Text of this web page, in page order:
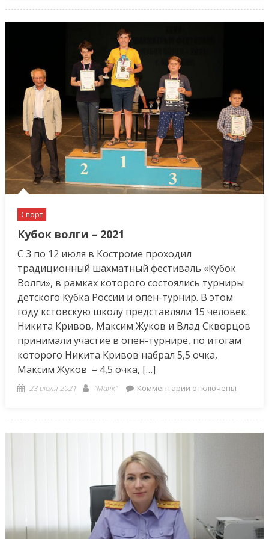
Спорт
Кубок волги – 2021
С 3 по 12 июля в Костроме проходил
традиционный шахматный фестиваль «Кубок
Волги», в рамках которого состоялись турниры
детского Кубка России и опен-турнир. В этом
году кстовскую школу представляли 15 человек.
Никита Кривов, Максим Жуков и Влад Скворцов
принимали участие в опен-турнире, по итогам
которого Никита Кривов набрал 5,5 очка,
Максим Жуков – 4,5 очка, […]
Posted
23 июля 2021 Author
"Маяк" Комментариикотключены